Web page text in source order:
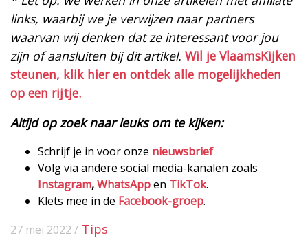
links, waarbij we je verwijzen naar partners
waarvan wij denken dat ze interessant voor jou
zijn of aansluiten bij dit artikel. Wil je VlaamsKijken
steunen, klik hier en ontdek alle mogelijkheden
op een rijtje.
Altijd op zoek naar leuks om te kijken:
Schrijf je in voor onze nieuwsbrief
Volg via andere social media-kanalen zoals
Instagram,WhatsAppen TikTok.
Klets mee in de Facebook-groep.
27 mei 2022 / Tips